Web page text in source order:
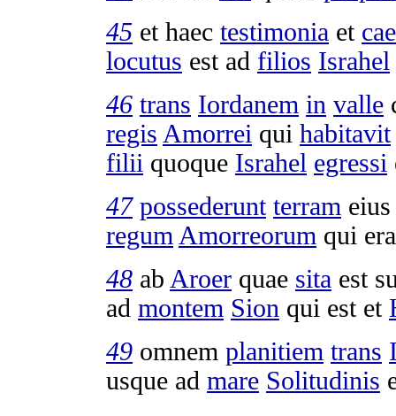
45 et haec testimonia et
locutus est ad filios Israhel
46 trans Iordanem in valle
regis Amorrei qui habitavit
filii quoque Israhel egressi
47 possederunt terram
regum Amorreorum qui
48 ab Aroer quae sita est
ad montem Sion qui est et
49 omnem planitiem trans
usque ad mare Solitudinis